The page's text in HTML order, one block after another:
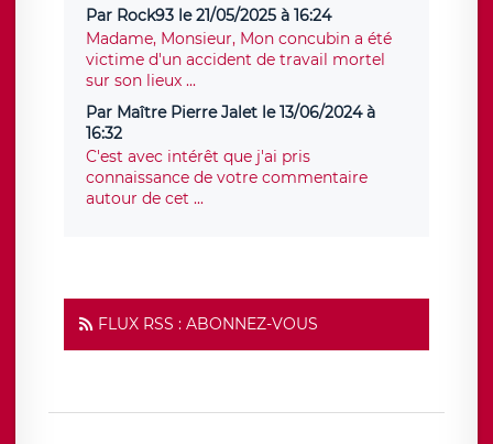
Par Rock93 le 21/05/2025 à 16:24
Madame, Monsieur, Mon concubin a été
victime d'un accident de travail mortel
sur son lieux ...
Par Maître Pierre Jalet le 13/06/2024 à
16:32
C'est avec intérêt que j'ai pris
connaissance de votre commentaire
autour de cet ...
FLUX RSS : ABONNEZ-VOUS